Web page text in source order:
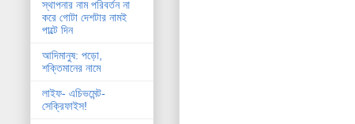
স্থাপনার নাম পরিবর্তন না
করে গোটা দেশটার নামই
পাল্টে দিন
আদিমানুষ: পড়ো,
শক্তিমানের নামে
লাইফ- এচিভমেন্ট-
সেক্রিফাইস!